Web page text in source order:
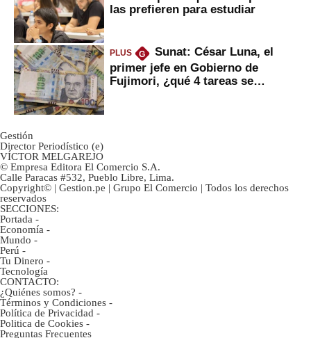
las prefieren para estudiar
PLUS G
Sunat: César Luna, el
primer jefe en Gobierno de
Fujimori, ¿qué 4 tareas se
Gestión
Director Periodístico (e)
VÍCTOR MELGAREJO
© Empresa Editora El Comercio S.A.
Calle Paracas #532, Pueblo Libre, Lima.
Copyright© | Gestion.pe | Grupo El Comercio | Todos los derechos
reservados
SECCIONES:
Portada -
Economía -
Mundo -
Perú -
Tu Dinero -
Tecnología
CONTACTO:
¿Quiénes somos? -
Términos y Condiciones -
Política de Privacidad -
Politica de Cookies -
Preguntas Frecuentes